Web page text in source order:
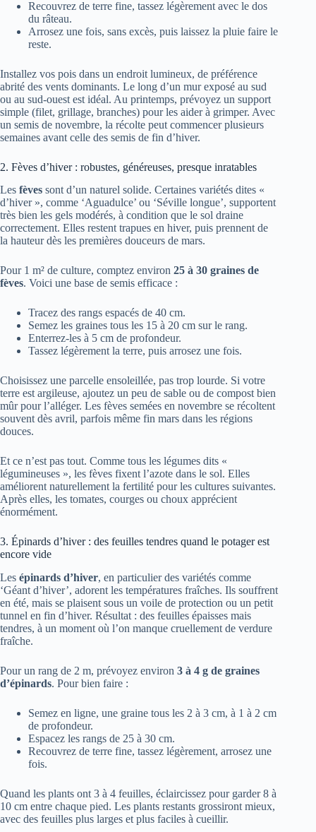
Recouvrez de terre fine, tassez légèrement avec le dos
du râteau.
Arrosez une fois, sans excès, puis laissez la pluie faire le
reste.
Installez vos pois dans un endroit lumineux, de préférence
abrité des vents dominants. Le long d’un mur exposé au sud
ou au sud-ouest est idéal. Au printemps, prévoyez un support
simple (filet, grillage, branches) pour les aider à grimper. Avec
un semis de novembre, la récolte peut commencer plusieurs
semaines avant celle des semis de fin d’hiver.
2. Fèves d’hiver : robustes, généreuses, presque inratables
Les fèves sont d’un naturel solide. Certaines variétés dites «
d’hiver », comme ‘Aguadulce’ ou ‘Séville longue’, supportent
très bien les gels modérés, à condition que le sol draine
correctement. Elles restent trapues en hiver, puis prennent de
la hauteur dès les premières douceurs de mars.
Pour 1 m² de culture, comptez environ 25 à 30 graines de
fèves. Voici une base de semis efficace :
Tracez des rangs espacés de 40 cm.
Semez les graines tous les 15 à 20 cm sur le rang.
Enterrez-les à 5 cm de profondeur.
Tassez légèrement la terre, puis arrosez une fois.
Choisissez une parcelle ensoleillée, pas trop lourde. Si votre
terre est argileuse, ajoutez un peu de sable ou de compost bien
mûr pour l’alléger. Les fèves semées en novembre se récoltent
souvent dès avril, parfois même fin mars dans les régions
douces.
Et ce n’est pas tout. Comme tous les légumes dits «
légumineuses », les fèves fixent l’azote dans le sol. Elles
améliorent naturellement la fertilité pour les cultures suivantes.
Après elles, les tomates, courges ou choux apprécient
énormément.
3. Épinards d’hiver : des feuilles tendres quand le potager est
encore vide
Les épinards d’hiver, en particulier des variétés comme
‘Géant d’hiver’, adorent les températures fraîches. Ils souffrent
en été, mais se plaisent sous un voile de protection ou un petit
tunnel en fin d’hiver. Résultat : des feuilles épaisses mais
tendres, à un moment où l’on manque cruellement de verdure
fraîche.
Pour un rang de 2 m, prévoyez environ 3 à 4 g de graines
d’épinards. Pour bien faire :
Semez en ligne, une graine tous les 2 à 3 cm, à 1 à 2 cm
de profondeur.
Espacez les rangs de 25 à 30 cm.
Recouvrez de terre fine, tassez légèrement, arrosez une
fois.
Quand les plants ont 3 à 4 feuilles, éclaircissez pour garder 8 à
10 cm entre chaque pied. Les plants restants grossiront mieux,
avec des feuilles plus larges et plus faciles à cueillir.